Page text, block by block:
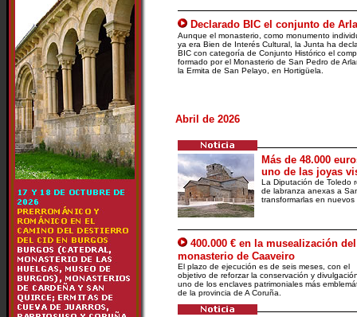
Declarado BIC el conjunto de
Aunque el monasterio, como monumento
ya era Bien de Interés Cultural, la Junta ha
BIC con categoría de Conjunto Histórico el
formado por el Monasterio de San Pedro de
la Ermita de San Pelayo, en Hortigüela.
Abril de 2026
Más de 48.000
uno de las joyas
La Diputación de Toledo
de labranza anexas a
transformarlas en
400.000 € en la musealización del
monasterio de Caaveiro
El plazo de ejecución es de seis meses, con el
objetivo de reforzar la conservación y
uno de los enclaves patrimoniales más
de la provincia de A Coruña.